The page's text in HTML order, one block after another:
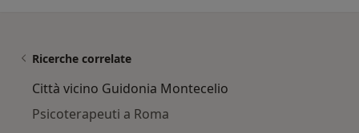
Ricerche correlate
Città vicino Guidonia Montecelio
Psicoterapeuti a Roma